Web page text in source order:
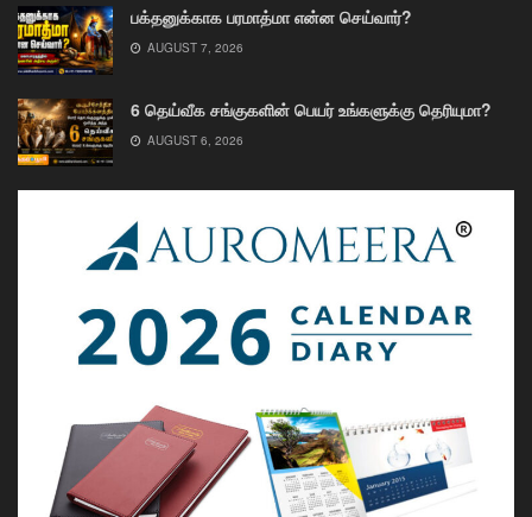
பக்தனுக்காக பரமாத்மா என்ன செய்வார்?
AUGUST 7, 2026
6 தெய்வீக சங்குகளின் பெயர் உங்களுக்கு தெரியுமா?
AUGUST 6, 2026